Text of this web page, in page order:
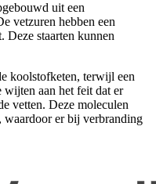
uit een
vetzuren hebben een
Deze staarten kunnen
koolstofketen, terwijl een
aan het feit dat er
vetten. Deze moleculen
waardoor er bij verbranding